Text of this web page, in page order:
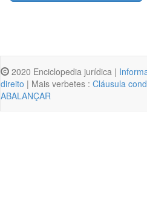
2020 Enciclopedia jurídica |
direito | Mais verbetes : Cláusula
ABALANÇAR